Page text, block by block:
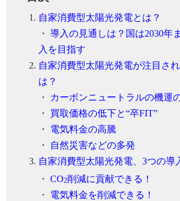
自家消費型太陽光発電とは？
・ 導入の見通しは？国は2030年
入を目指す
自家消費型太陽光発電が注目さ
は？
・
カーボンニュートラルの機運
・ 買取価格の低下と“卒FIT”
・ 電気料金の高騰
・
自然災害などの多発
自家消費型太陽光発電、3つの導
・ CO2削減に貢献できる！
・ 電気料金を削減できる！